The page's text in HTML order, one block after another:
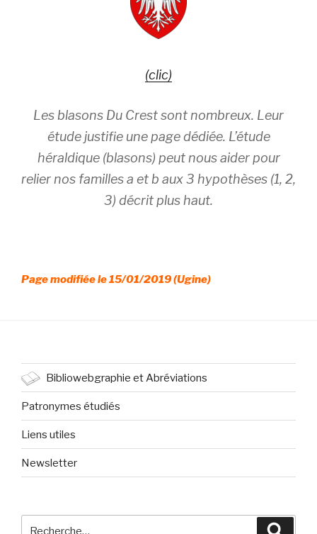
(clic)
Les blasons Du Crest sont nombreux. Leur
étude justifie une page dédiée. L’étude
héraldique (blasons) peut nous aider pour
relier nos familles a et b aux 3 hypothèses (1, 2,
3) décrit plus haut.
Page modifiée le 15/01/2019 (Ugine)
Bibliowebgraphie et Abréviations
Patronymes étudiés
Liens utiles
Newsletter